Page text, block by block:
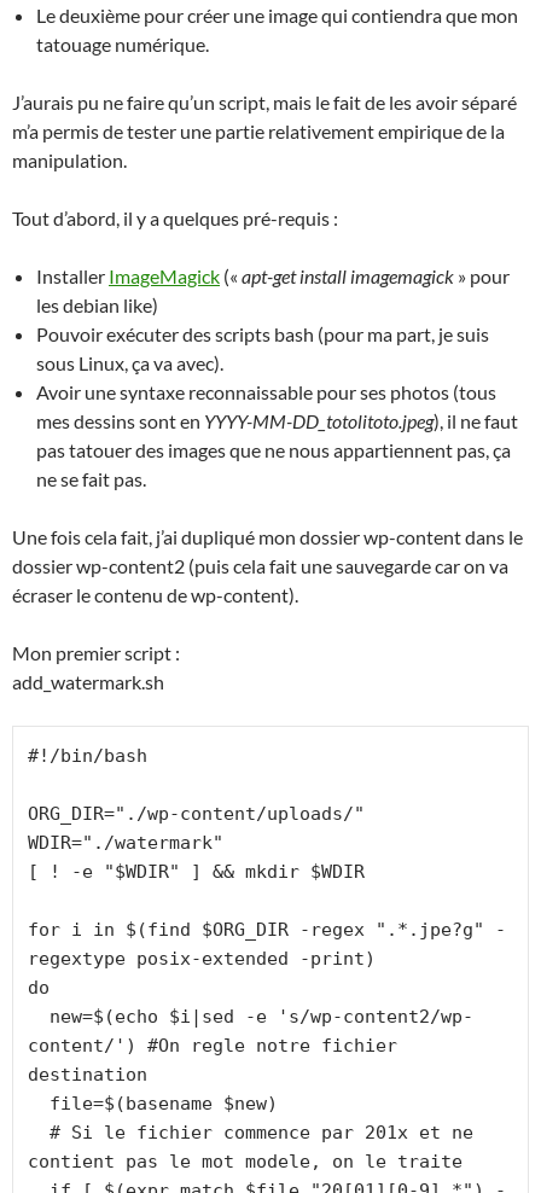
Le deuxième pour créer une image qui contiendra que mon
tatouage numérique.
J’aurais pu ne faire qu’un script, mais le fait de les avoir séparé
m’a permis de tester une partie relativement empirique de la
manipulation.
Tout d’abord, il y a quelques pré-requis :
Installer ImageMagick (« apt-get install imagemagick » pour
les debian like)
Pouvoir exécuter des scripts bash (pour ma part, je suis
sous Linux, ça va avec).
Avoir une syntaxe reconnaissable pour ses photos (tous
mes dessins sont en YYYY-MM-DD_totolitoto.jpeg), il ne faut
pas tatouer des images que ne nous appartiennent pas, ça
ne se fait pas.
Une fois cela fait, j’ai dupliqué mon dossier wp-content dans le
dossier wp-content2 (puis cela fait une sauvegarde car on va
écraser le contenu de wp-content).
Mon premier script :
add_watermark.sh
#!/bin/bash
ORG_DIR="./wp-content/uploads/"
WDIR="./watermark"
[ ! -e "$WDIR" ] && mkdir $WDIR
for i in $(find $ORG_DIR -regex ".*.jpe?g" -
regextype posix-extended -print)
do
content/') #On regle notre fichier
destination
contient pas le mot modele, on le traite